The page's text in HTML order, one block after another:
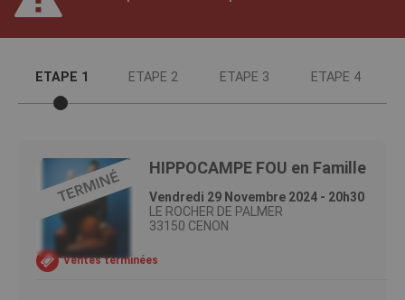
ETAPE 1 ETAPE 2 ETAPE 3 ETAPE 4
HIPPOCAMPE FOU en Famille
Vendredi 29 Novembre 2024 - 20h30
LE ROCHER DE PALMER
33150 CENON
Ventes terminées